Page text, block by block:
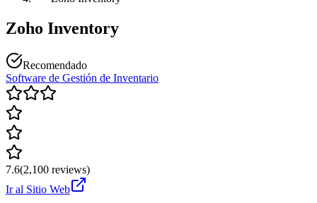
Zoho Inventory
Recomendado
Software de Gestión de Inventario
7.6(2,100 reviews)
Ir al Sitio Web